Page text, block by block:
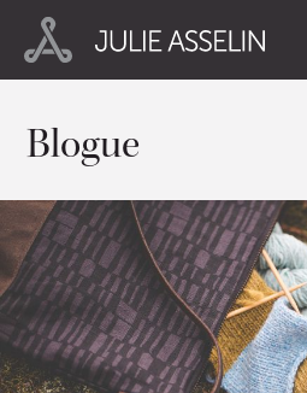
Blogue